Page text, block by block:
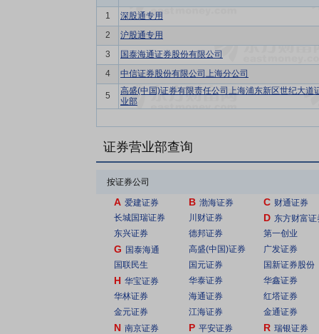
1
深股通专用
2
沪股通专用
3
国泰海通证券股份有限公司
4
中信证券股份有限公司上海分公司
5
高盛(中国)证券有限责任公司上海浦东新区世纪大道
业部
证券营业部查询
按证券公司
A 爱建证券 B 渤海证券 C 财通证券
长城国瑞证券
川财证券 D 东方财富证
东兴证券
德邦证券 第一创业
G 国泰海通 高盛(中国)证券
广发证券
国联民生
国元证券 国新证券股份
H 华宝证券 华泰证券
华鑫证券
华林证券
海通证券
红塔证券
金元证券
江海证券 金通证券
N 南京证券 P 平安证券 R 瑞银证券